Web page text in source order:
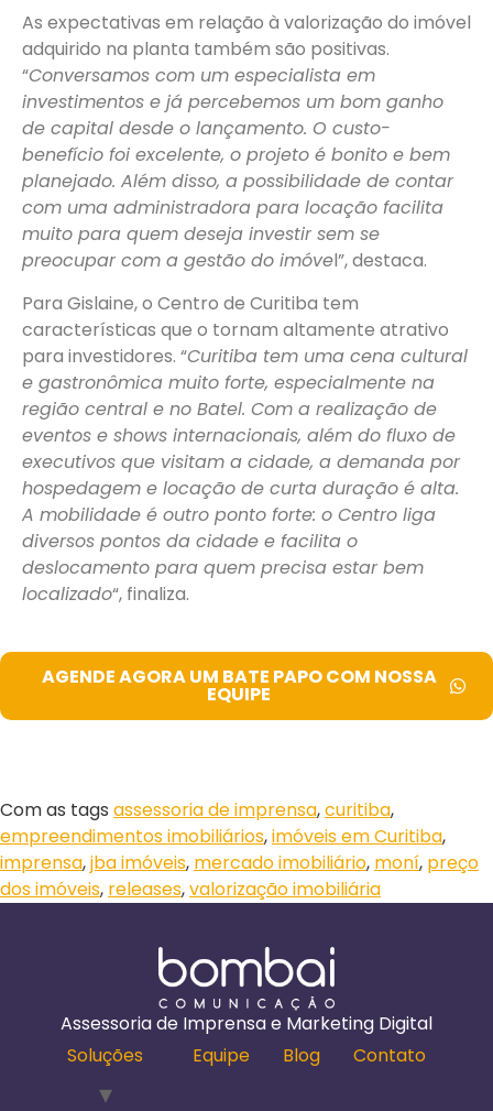
As expectativas em relação à valorização do imóvel
adquirido na planta também são positivas.
“Conversamos com um especialista em
investimentos e já percebemos um bom ganho
de capital desde o lançamento. O custo-
benefício foi excelente, o projeto é bonito e bem
planejado. Além disso, a possibilidade de contar
com uma administradora para locação facilita
muito para quem deseja investir sem se
preocupar com a gestão do imóvel”, destaca.
Para Gislaine, o Centro de Curitiba tem
características que o tornam altamente atrativo
para investidores. “Curitiba tem uma cena cultural
e gastronômica muito forte, especialmente na
região central e no Batel. Com a realização de
eventos e shows internacionais, além do fluxo de
executivos que visitam a cidade, a demanda por
hospedagem e locação de curta duração é alta.
A mobilidade é outro ponto forte: o Centro liga
diversos pontos da cidade e facilita o
deslocamento para quem precisa estar bem
localizado“, finaliza.
AGENDE AGORA UM BATE PAPO COM NOSSA
EQUIPE
Com as tags assessoria de imprensa,curitiba,
empreendimentos imobiliários,imóveis em Curitiba,
imprensa,jba imóveis, mercado imobiliário, moní, preço
dos imóveis, releases,valorização imobiliária
Assessoria de Imprensa e Marketing Digital
Soluções
Equipe Blog Contato